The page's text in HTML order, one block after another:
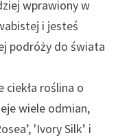
wprawiony w
i jesteś
podróży do świata
roślina o
wiele odmian,
'Ivory Silk’ i